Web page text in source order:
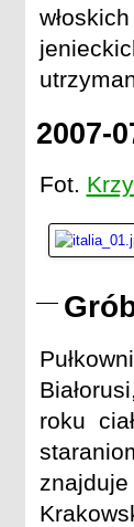
2007-
Fot.
roku